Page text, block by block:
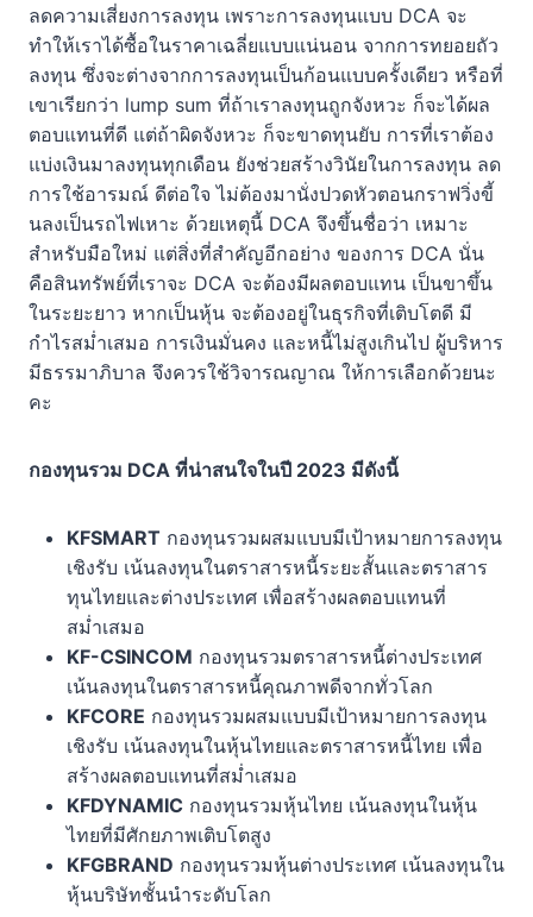
ลดความเสี่ยงการลงทุน เพราะการลงทุนแบบ DCA จะ
ทำให้เราได้ซื้อในราคาเฉลี่ยแบบแน่นอน จากการทยอยถัว
ลงทุน ซึ่งจะต่างจากการลงทุนเป็นก้อนแบบครั้งเดียว หรือที่
เขาเรียกว่า lump sum ที่ถ้าเราลงทุนถูกจังหวะ ก็จะได้ผล
ตอบแทนที่ดี แต่ถ้าผิดจังหวะ ก็จะขาดทุนยับ การที่เราต้อง
แบ่งเงินมาลงทุนทุกเดือน ยังช่วยสร้างวินัยในการลงทุน ลด
การใช้อารมณ์ ดีต่อใจ ไม่ต้องมานั่งปวดหัวตอนกราฟวิ่งขี้
นลงเป็นรถไฟเหาะ ด้วยเหตุนี้ DCA จึงขึ้นชื่อว่า เหมาะ
สำหรับมือใหม่ แต่สิ่งที่สำคัญอีกอย่าง ของการ DCA นั่น
คือสินทรัพย์ที่เราจะ DCA จะต้องมีผลตอบแทน เป็นขาขึ้น
ในระยะยาว หากเป็นหุ้น จะต้องอยู่ในธุรกิจที่เติบโตดี มี
กำไรสม่ำเสมอ การเงินมั่นคง และหนี้ไม่สูงเกินไป ผู้บริหาร
มีธรรมาภิบาล จึงควรใช้วิจารณญาณ ให้การเลือกด้วยนะ
คะ
กองทุนรวม DCA ที่น่าสนใจในปี 2023 มีดังนี้
KFSMART กองทุนรวมผสมแบบมีเป้าหมายการลงทุน
เชิงรับ เน้นลงทุนในตราสารหนี้ระยะสั้นและตราสาร
ทุนไทยและต่างประเทศ เพื่อสร้างผลตอบแทนที่
สม่ำเสมอ
KF-CSINCOM กองทุนรวมตราสารหนี้ต่างประเทศ
เน้นลงทุนในตราสารหนี้คุณภาพดีจากทั่วโลก
KFCORE กองทุนรวมผสมแบบมีเป้าหมายการลงทุน
เชิงรับ เน้นลงทุนในหุ้นไทยและตราสารหนี้ไทย เพื่อ
สร้างผลตอบแทนที่สม่ำเสมอ
KFDYNAMIC กองทุนรวมหุ้นไทย เน้นลงทุนในหุ้น
ไทยที่มีศักยภาพเติบโตสูง
KFGBRAND กองทุนรวมหุ้นต่างประเทศ เน้นลงทุนใน
หุ้นบริษัทชั้นนำระดับโลก